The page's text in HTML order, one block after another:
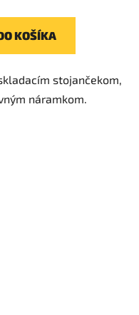
KOŠÍKA
stojančekom,
náramkom.